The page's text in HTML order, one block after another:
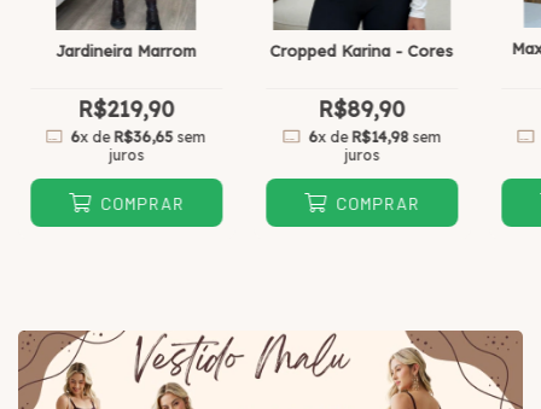
Jardineira Marrom
R$219,90
6x de R$36,65sem
juros
COMPRAR
Cropped Karina - Cores
R$89,90
6x de R$14,98sem
juros
COMPRAR